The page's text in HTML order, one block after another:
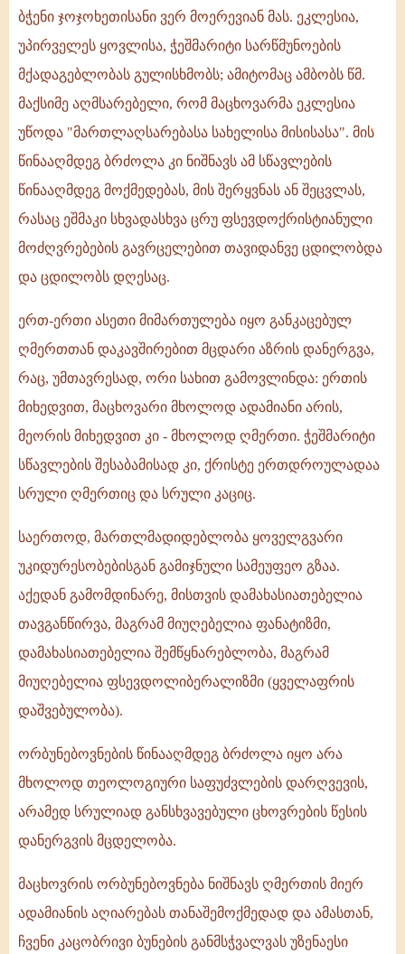
ბჭენი ჯოჯოხეთისანი ვერ მოერევიან მას. ეკლესია,
უპირველეს ყოვლისა, ჭეშმარიტი სარწმუნოების
მქადაგებლობას გულისხმობს; ამიტომაც ამბობს წმ.
მაქსიმე აღმსარებელი, რომ მაცხოვარმა ეკლესია
უწოდა "მართლაღსარებასა სახელისა მისისასა". მის
წინააღმდეგ ბრძოლა კი ნიშნავს ამ სწავლების
წინააღმდეგ მოქმედებას, მის შერყვნას ან შეცვლას,
რასაც ეშმაკი სხვადასხვა ცრუ ფსევდოქრისტიანული
მოძღვრებების გავრცელებით თავიდანვე ცდილობდა
და ცდილობს დღესაც.
ერთ-ერთი ასეთი მიმართულება იყო განკაცებულ
ღმერთთან დაკავშირებით მცდარი აზრის დანერგვა,
რაც, უმთავრესად, ორი სახით გამოვლინდა: ერთის
მიხედვით, მაცხოვარი მხოლოდ ადამიანი არის,
მეორის მიხედვით კი - მხოლოდ ღმერთი. ჭეშმარიტი
სწავლების შესაბამისად კი, ქრისტე ერთდროულადაა
სრული ღმერთიც და სრული კაციც.
საერთოდ, მართლმადიდებლობა ყოველგვარი
უკიდურესობებისგან გამიჯნული სამეუფეო გზაა.
აქედან გამომდინარე, მისთვის დამახასიათებელია
თავგანწირვა, მაგრამ მიუღებელია ფანატიზმი,
დამახასიათებელია შემწყნარებლობა, მაგრამ
მიუღებელია ფსევდოლიბერალიზმი (ყველაფრის
დაშვებულობა).
ორბუნებოვნების წინააღმდეგ ბრძოლა იყო არა
მხოლოდ თეოლოგიური საფუძვლების დარღვევის,
არამედ სრულიად განსხვავებული ცხოვრების წესის
დანერგვის მცდელობა.
მაცხოვრის ორბუნებოვნება ნიშნავს ღმერთის მიერ
ადამიანის აღიარებას თანაშემოქმედად და ამასთან,
ჩვენი კაცობრივი ბუნების განმსჭვალვას უზენაესი